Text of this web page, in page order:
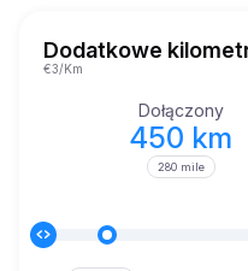
bezproblemową podróż.
sekundy od 0 do 60 mil na
nie idzie na żadne
Dodatkowe
€3/Km
Dołączony
450 km
280 mile